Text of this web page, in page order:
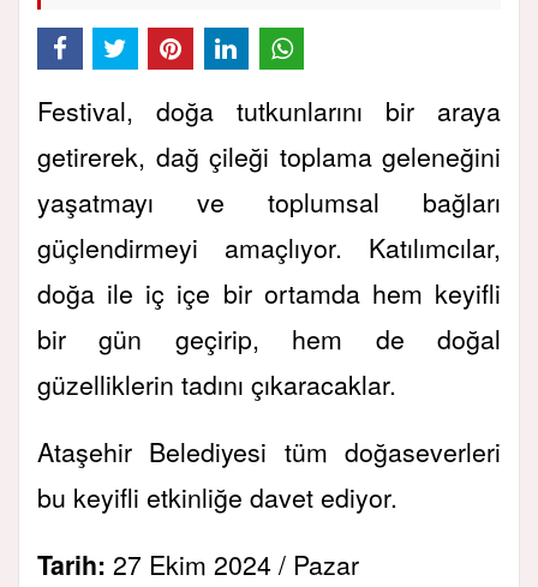
Festival, doğa tutkunlarını bir araya
getirerek, dağ çileği toplama geleneğini
yaşatmayı ve toplumsal bağları
güçlendirmeyi amaçlıyor. Katılımcılar,
doğa ile iç içe bir ortamda hem keyifli
bir gün geçirip, hem de doğal
güzelliklerin tadını çıkaracaklar.
Ataşehir Belediyesi tüm doğaseverleri
bu keyifli etkinliğe davet ediyor.
Tarih: 27 Ekim 2024 / Pazar